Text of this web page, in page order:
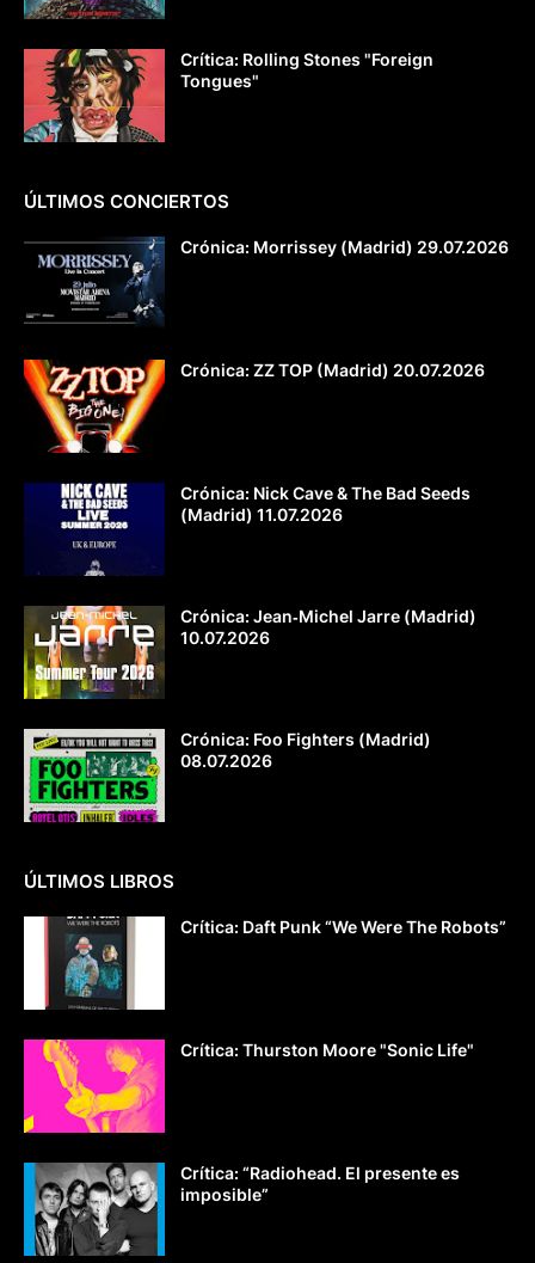
Crítica: Rolling Stones "Foreign
Tongues"
ÚLTIMOS CONCIERTOS
Crónica: Morrissey (Madrid) 29.07.2026
Crónica: ZZ TOP (Madrid) 20.07.2026
Crónica: Nick Cave & The Bad Seeds
(Madrid) 11.07.2026
Crónica: Jean‐Michel Jarre (Madrid)
10.07.2026
Crónica: Foo Fighters (Madrid)
08.07.2026
ÚLTIMOS LIBROS
Crítica: Daft Punk “We Were The Robots”
Crítica: Thurston Moore "Sonic Life"
Crítica: “Radiohead. El presente es
imposible”